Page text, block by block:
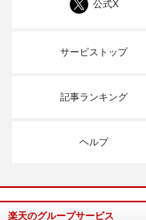
公式X
サービストップ
記事ランキング
ヘルプ
楽天のグループサービス